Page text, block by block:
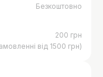
Безкоштовно
200 грн
від 1500 грн)